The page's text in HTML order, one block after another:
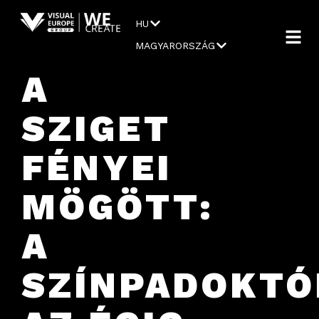
HU
MAGYARORSZÁG
A
SZIGET
FÉNYEI
MÖGÖTT:
A